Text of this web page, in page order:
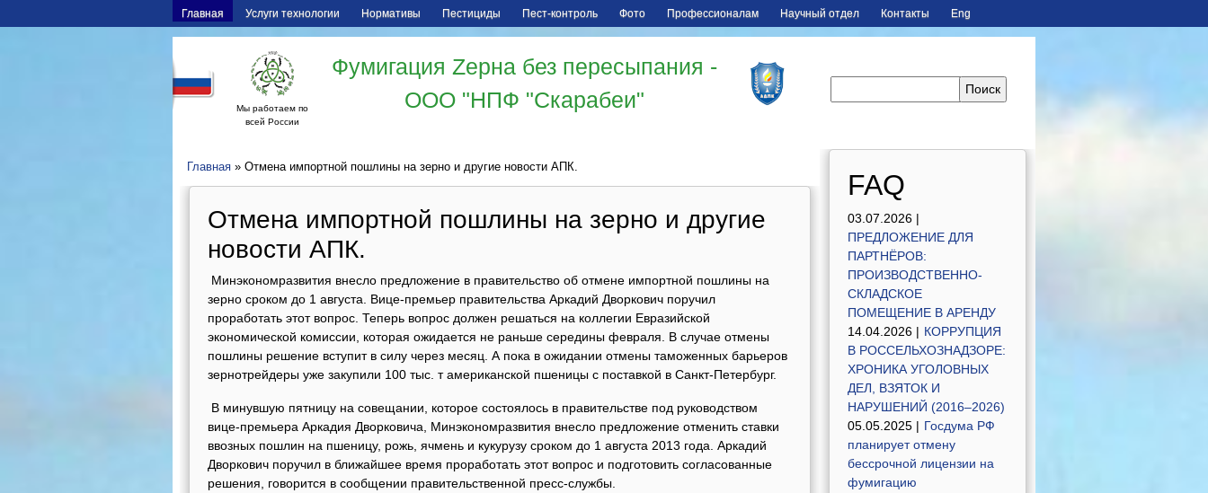
Главная Услуги технологии Нормативы Пестициды Пест-контроль Фото Профессионалам Научный отдел Контакты Eng
Мы работаем по
всей России
Фумигация Zерна без пересыпания -
ООО "НПФ "Скарабеи"
Главная » Отмена импортной пошлины на зерно и другие новости АПК.
Отмена импортной пошлины на зерно и другие
новости АПК.
Минэкономразвития внесло предложение в правительство об отмене импортной пошлины на
зерно сроком до 1 августа. Вице-премьер правительства Аркадий Дворкович поручил
проработать этот вопрос. Теперь вопрос должен решаться на коллегии Евразийской
экономической комиссии, которая ожидается не раньше середины февраля. В случае отмены
пошлины решение вступит в силу через месяц. А пока в ожидании отмены таможенных барьеров
зернотрейдеры уже закупили 100 тыс. т американской пшеницы с поставкой в Санкт-Петербург.
В минувшую пятницу на совещании, которое состоялось в правительстве под руководством
вице-премьера Аркадия Дворковича, Минэкономразвития внесло предложение отменить ставки
ввозных пошлин на пшеницу, рожь, ячмень и кукурузу сроком до 1 августа 2013 года. Аркадий
Дворкович поручил в ближайшее время проработать этот вопрос и подготовить согласованные
решения, говорится в сообщении правительственной пресс-службы.
FAQ
03.07.2026 |
ПРЕДЛОЖЕНИЕ ДЛЯ
ПАРТНЁРОВ:
ПРОИЗВОДСТВЕННО-
СКЛАДСКОЕ
ПОМЕЩЕНИЕ В АРЕНДУ
14.04.2026 | КОРРУПЦИЯ
В РОССЕЛЬХОЗНАДЗОРЕ:
ХРОНИКА УГОЛОВНЫХ
ДЕЛ, ВЗЯТОК И
НАРУШЕНИЙ (2016–2026)
05.05.2025 | Госдума РФ
планирует отмену
бессрочной лицензии на
фумигацию